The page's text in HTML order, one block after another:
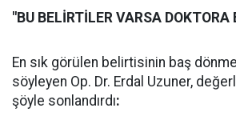
"BU BELİRTİLER VARSA
En sık görülen belirtisinin baş
söyleyen Op. Dr. Erdal Uzuner,
şöyle sonlandırdı: